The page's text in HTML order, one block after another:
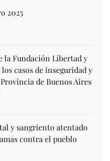
2025
la Fundación Libertad y
casos de inseguridad y
de Buenos Aires
y sangriento atentado
contra el pueblo